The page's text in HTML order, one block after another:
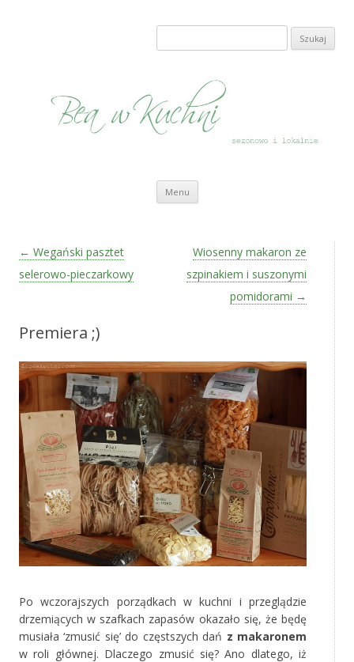
Szukaj:
Menu Przeskocz do treści
Zobacz wpisy
← Wegański pasztet
selerowo-pieczarkowy
Wiosenny makaron ze
szpinakiem i suszonymi
pomidorami →
Premiera ;)
Po wczorajszych porządkach w kuchni i przeglądzie
drzemiących w szafkach zapasów okazało się, że będę
musiała ‘zmusić się’ do częstszych dań z makaronem
w roli głównej. Dlaczego zmusić się? Ano dlatego, iż